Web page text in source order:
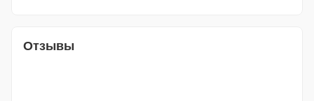
Отзывы